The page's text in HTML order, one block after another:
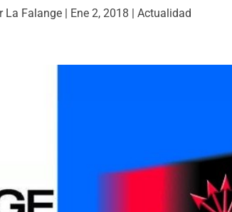
La Falange | Ene 2, 2018 |Actualidad